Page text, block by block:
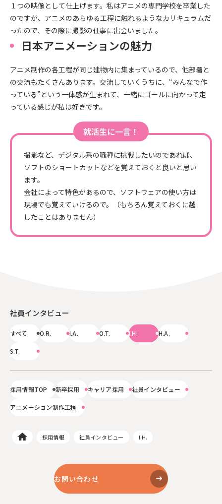
１つの映像として仕上げます。私はアニメの専門学校を卒業した
のですが、アニメのあらゆる工程に触れるようなカリキュラムだ
ったので、その際に撮影の仕事に出会いました。
日本アニメーションの魅力
アニメ制作の各工程が同じ建物内に集まっているので、他部署と
の交流もたくさんあります。交流していくうちに、“みんなで作
っている”という一体感が生まれて、一緒にゴールに向かって走
っている感じが私は好きです。
就活生に一言！
撮影など、デジタル系の職種に挑戦したいのであれば、
ソフトのショートカットなどを覚えておくと良いと思い
ます。
会社によって特色があるので、ソフトウェアの使い方は
現場でも覚えていけるので。（もちろん覚えておくに越
したことはありません）
社員インタビュー
すべて O.R. I.A. O.T. I.H. H.A.
S.T.
採用情報TOP 新卒採用 キャリア採用 社員インタビュー
アニメーション制作工程
採用情報 社員インタビュー I.H.
お問い合わせ